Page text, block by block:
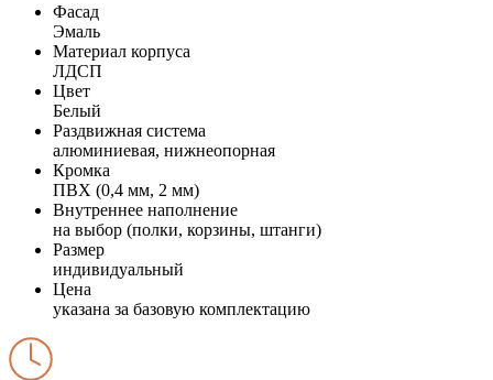
Фасад
Эмаль
Материал корпуса
ЛДСП
Цвет
Белый
Раздвижная система
алюминиевая, нижнеопорная
Кромка
ПВХ (0,4 мм, 2 мм)
Внутреннее наполнение
на выбор (полки, корзины, штанги)
Размер
индивидуальный
Цена
указана за базовую комплектацию